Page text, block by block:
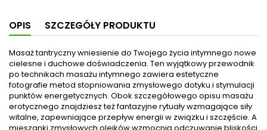
z góry przyjęte wyobrażenie
o seksie jako zorientowanym
na cel – i często stresującym
– wydarzeniu. Ta książka
odkryje przed tobą, czym jest
seks tantryczny z męskiej
perspektywy. Dowiesz się, jak
osiągnąć głębokie stany
rozkoszy i jednocześnie
wzbogacić swoje życie
autorytet w dziedzinie
masażu. Autor jest specjalistą
masażu chińskiego,
akupunktury i terapii
manualnej. Nie musisz być
profesjonalnym masażystą
aby opanować opisane
cztery proste techniki.
Odkryjesz pozytywny wpływ
OPIS SZCZEGÓŁY PRODUKTU
Masaż tantryczny wniesienie do Twojego życia intymnego nowe
cielesne i duchowe doświadczenia. Ten wyjątkowy przewodnik
po technikach masażu intymnego zawiera estetyczne
fotografie metod stopniowania zmysłowego dotyku i stymulacji
punktów energetycznych. Obok szczegółowego opisu masażu
erotycznego znajdziesz też fantazyjne rytuały wzmagające siły
witalne, zapewniające przepływ energii w związku i szczęście. A